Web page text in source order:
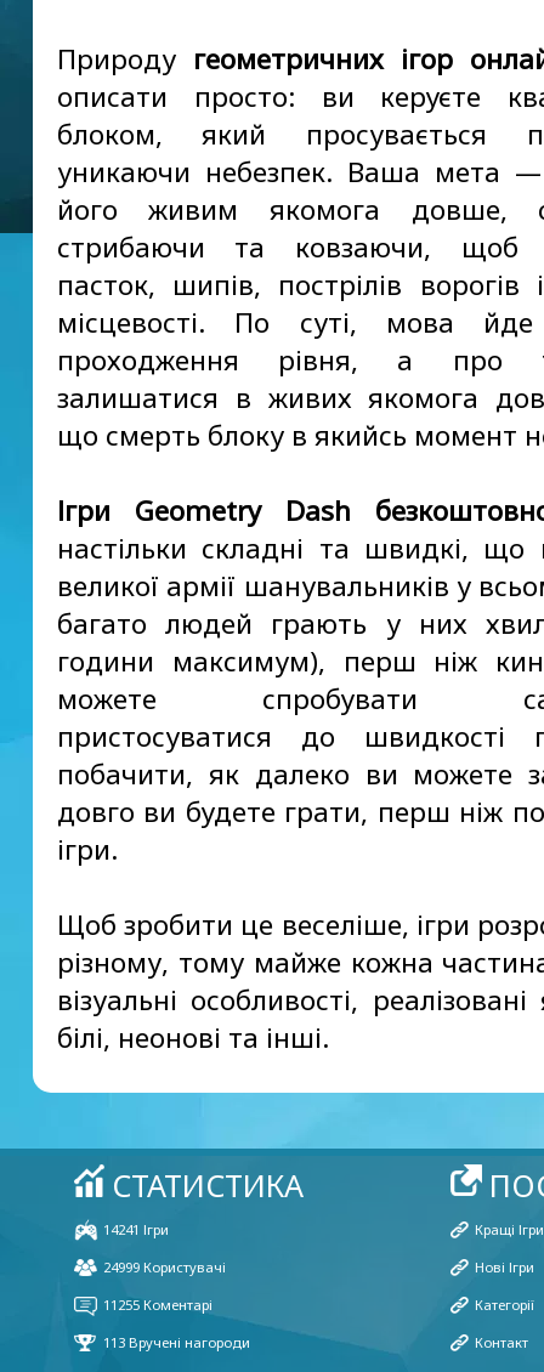
Природу геометричних ігор
описати просто: ви керуєте
блоком, який просувається
уникаючи небезпек. Ваша мета —
його живим якомога довше,
стрибаючи та ковзаючи, щоб
пасток, шипів, пострілів ворогів
місцевості. По суті, мова
проходження рівня, а про
залишатися в живих якомога
що смерть блоку в якийсь момент
Ігри Geometry Dash
настільки складні та швидкі,
великої армії шанувальників у
багато людей грають у них
години максимум), перш ніж
можете спробувати
пристосуватися до
побачити, як далеко ви можете
довго ви будете грати, перш ніж
ігри.
Щоб зробити це веселіше, ігри
різному, тому майже кожна
візуальні особливості,
білі, неонові та інші.